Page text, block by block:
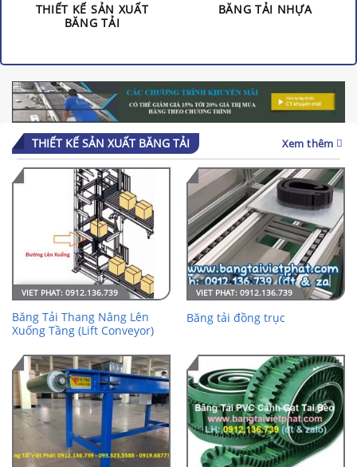
THIẾT KẾ SẢN XUẤT
BĂNG TẢI
BĂNG TẢI NHỰA
THIẾT KẾ SẢN XUẤT BĂNG TẢI Xem thêm
Băng Tải Thang Nâng Lên
Xuống Tầng (Lift Conveyor)
Băng tải đồng trục